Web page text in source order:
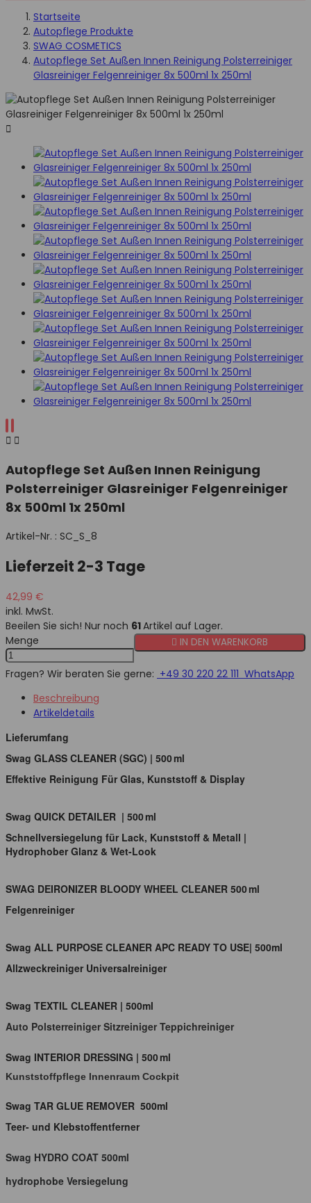
Startseite
Autopflege Produkte
SWAG COSMETICS
Autopflege Set Außen Innen Reinigung Polsterreiniger
Glasreiniger Felgenreiniger 8x 500ml 1x 250ml

 
Autopflege Set Außen Innen Reinigung
Polsterreiniger Glasreiniger Felgenreiniger
8x 500ml 1x 250ml
Artikel-Nr. : SC_S_8
Lieferzeit 2-3 Tage
42,99 €
inkl. MwSt.
Beeilen Sie sich! Nur noch 61Artikel auf Lager.
Menge
 IN DEN WARENKORB
Fragen? Wir beraten Sie gerne: +49 30 220 22 111 WhatsApp
Beschreibung
Artikeldetails
Lieferumfang
Swag GLASS CLEANER (SGC) | 500 ml
Effektive Reinigung Für Glas, Kunststoff & Display
Swag QUICK DETAILER | 500 ml
Schnellversiegelung für Lack, Kunststoff & Metall |
Hydrophober Glanz & Wet-Look
SWAG DEIRONIZER BLOODY WHEEL CLEANER 500 ml
Felgenreiniger
Swag ALL PURPOSE CLEANER APC READY TO USE| 500ml
Allzweckreiniger Universalreiniger
Swag TEXTIL CLEANER | 500ml
Auto Polsterreiniger Sitzreiniger Teppichreiniger
Swag INTERIOR DRESSING | 500 ml
Kunststoffpflege Innenraum Cockpit
Swag TAR GLUE REMOVER 500ml
Teer- und Klebstoffentferner
Swag HYDRO COAT 500ml
hydrophobe Versiegelung